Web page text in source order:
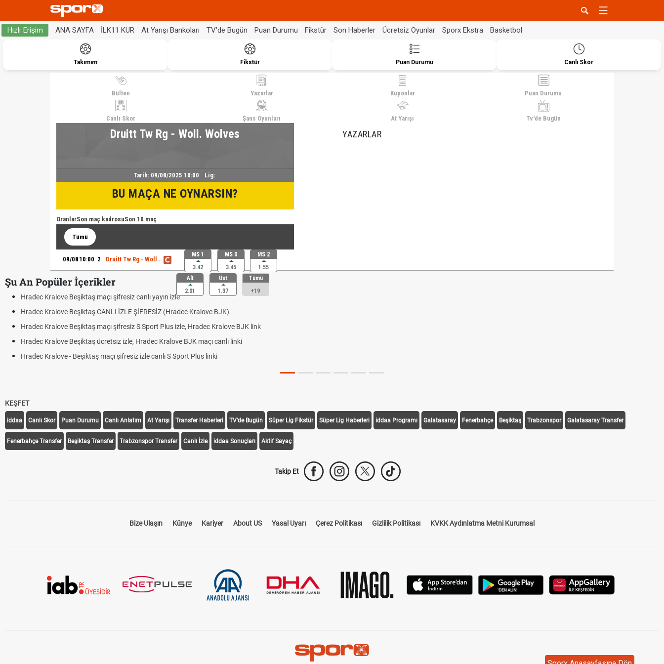
Hızlı Erişim ANA SAYFA İLK11 KUR At Yarışı Bankoları TV'de Bugün Puan Durumu Fikstür Son Haberler Ücretsiz Oyunlar Sporx Ekstra Basketbol
Takımım Fikstür Puan Durumu Canlı Skor
Bülten Yazarlar Kuponlar Puan Durumu
Canlı Skor Şans Oyunları At Yarışı Tv'de Bugün
Druitt Tw Rg - Woll. Wolves
Tarih: 09/08/2025 10:00 Lig:
BU MAÇA NE OYNARSIN?
OranlarSon maç kadrosuSon 10 maç
Tümü
09/08 10:00 2 Druitt Tw Rg - Woll. Wolves
MS 1
3.42
MS 0
3.45
MS 2
1.55
Alt
2.01
Üst
1.37
Tümü
+19
YAZARLAR
Şu An Popüler İçerikler
Hradec Kralove Beşiktaş maçı şifresiz canlı yayın izle
Hradec Kralove Beşiktaş CANLI İZLE ŞİFRESİZ (Hradec Kralove BJK)
Hradec Kralove Beşiktaş maçı şifresiz S Sport Plus izle, Hradec Kralove BJK link
Hradec Kralove Beşiktaş ücretsiz izle, Hradec Kralove BJK maçı canlı linki
Hradec Kralove - Beşiktaş maçı şifresiz izle canlı S Sport Plus linki
KEŞFET
iddaa Canlı Skor Puan Durumu Canlı Anlatım At Yarışı Transfer Haberleri TV'de Bugün Süper Lig Fikstür Süper Lig Haberleri iddaa Programı Galatasaray Fenerbahçe Beşiktaş Trabzonspor Galatasaray Transfer
Fenerbahçe Transfer Beşiktaş Transfer Trabzonspor Transfer Canlı İzle iddaa Sonuçları Aktif Sayaç
Takip Et
Bize Ulaşın Künye Kariyer About US Yasal Uyarı Çerez Politikası Gizlilik Politikası KVKK Aydınlatma Metni Kurumsal